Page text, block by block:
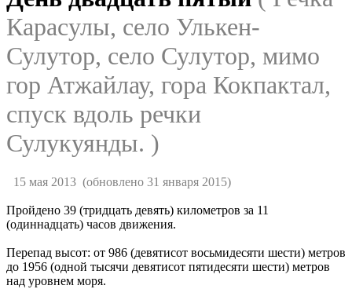
Карасулы, село Улькен-
Сулутор, село Сулутор, мимо
гор Атжайлау, гора Кокпактал,
спуск вдоль речки
Сулукуянды. )
15 мая 2013(обновлено 31 января 2015)
Пройдено 39 (тридцать девять) километров за 11
(одиннадцать) часов движения.
Перепад высот: от 986 (девятисот восьмидесяти шести) метров
до 1956 (одной тысячи девятисот пятидесяти шести) метров
над уровнем моря.